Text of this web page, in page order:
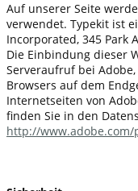
Auf unserer Seite
verwendet. Typekit ist
Incorporated, 345 Park
Die Einbindung dieser
Serveraufruf bei
Browsers auf dem
Internetseiten von
finden Sie in den
http://